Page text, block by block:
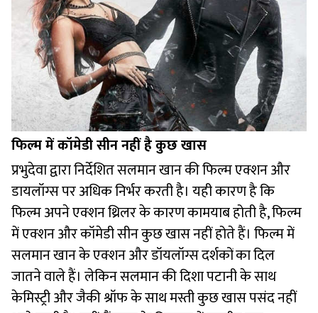
फिल्म में कॉमेडी सीन नहीं है कुछ खास
प्रभुदेवा द्वारा निर्देशित सलमान खान की फिल्म एक्शन और
डायलॉग्स पर अधिक निर्भर करती है। यही कारण है कि
फिल्म अपने एक्शन थ्रिलर के कारण कामयाब होती है, फिल्म
में एक्शन और कॉमेडी सीन कुछ खास नहीं होते हैं। फिल्म में
सलमान खान के एक्शन और डॉयलॉग्स दर्शकों का दिल
जातने वाले हैं। लेकिन सलमान की दिशा पटानी के साथ
केमिस्ट्री और जैकी श्रॉफ के साथ मस्ती कुछ खास पसंद नहीं